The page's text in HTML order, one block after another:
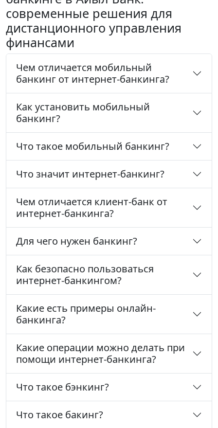
современные решения для
дистанционного управления
финансами
Чем отличается мобильный
банкинг от интернет-банкинга?
Как установить мобильный
банкинг?
Что такое мобильный банкинг?
Что значит интернет-банкинг?
Чем отличается клиент-банк от
интернет-банкинга?
Для чего нужен банкинг?
Как безопасно пользоваться
интернет-банкингом?
Какие есть примеры онлайн-
банкинга?
Какие операции можно делать при
помощи интернет-банкинга?
Что такое бэнкинг?
Что такое бакинг?